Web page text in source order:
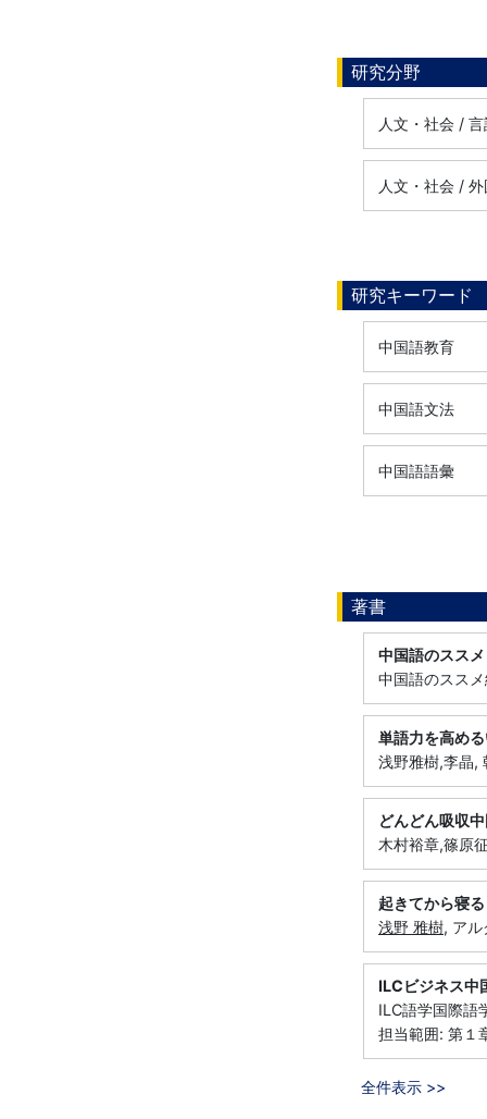
研究分野
人文・社会 /
人文・社会 /
研究キーワード
中国語教育
中国語文法
中国語語彙
著書
中国語のススメ
中国語のスス
単語力を高め
浅野雅樹,李晶,
どんどん吸収
木村裕章,篠原
起きてから寝
浅野 雅樹, ア
ILCビジネス中
ILC語学国際
担当範囲: 第１
全件表示 >>